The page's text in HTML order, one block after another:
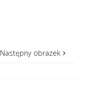
Następny obrazek